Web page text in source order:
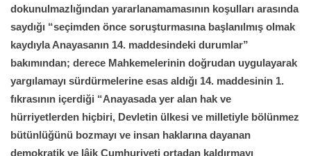
dokunulmazlığından yararlanamamasının koşulları arasında
saydığı “seçimden önce soruşturmasına başlanılmış olmak
kaydıyla Anayasanın 14. maddesindeki durumlar”
bakımından; derece Mahkemelerinin doğrudan uygulayarak
yargılamayı sürdürmelerine esas aldığı 14. maddesinin 1.
fıkrasının içerdiği “Anayasada yer alan hak ve
hürriyetlerden hiçbiri, Devletin ülkesi ve milletiyle bölünmez
bütünlüğünü bozmayı ve insan haklarına dayanan
demokratik ve lâik Cumhuriyeti ortadan kaldırmayı